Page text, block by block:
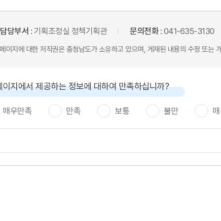
담당부서 : 기획조정실 정책기획관 문의전화 : 041-635-3130
이지에 대한 저작권은 충청남도가 소유하고 있으며, 게재된 내용의 수정 또는
이지에서 제공하는 정보에 대하여 만족하십니까?
매우만족 만족 보통 불만